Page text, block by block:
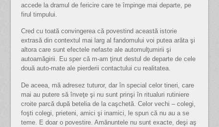
accede la dramul de fericire care te împinge mai departe, pe
firul timpului.
Cred cu toată convingerea că povestind această istorie
extrasă din contextul mai larg al fandomului voi putea arăta şi
altora care sunt efectele nefaste ale automulţumirii şi
autoamăgirii. Eu sper că m-am ţinut destul de departe de cele
două auto-mate ale pierderii contactului cu realitatea.
De aceea, mă adresez tuturor, dar în special celor tineri, care
mai au putere să înveţe şi nu sunt prinşi în ritualuri rutiniere
croite parcă după betelia de la caşchetă. Celor vechi – colegi,
foşti colegi, prieteni, amici şi inamici, le spun că nu au a se
teme. E doar o povestire. Amănuntele nu sunt exacte, deşi aş